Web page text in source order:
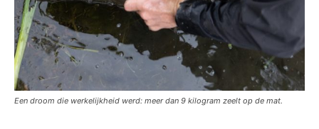
Een droom die werkelijkheid werd: meer dan 9 kilogram zeelt op de mat.